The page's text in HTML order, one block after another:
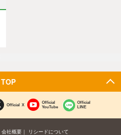
TOP
Official X
Official
YouTube
Official
LINE
会社概要
リシードについて